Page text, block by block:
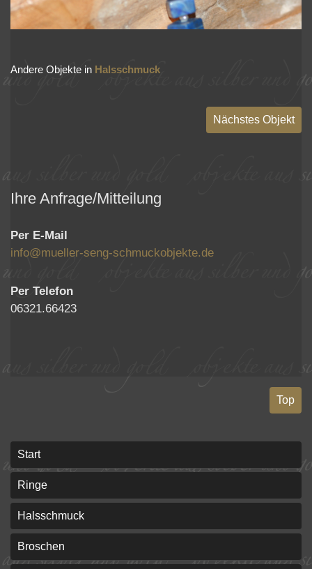
Andere Objekte in Halsschmuck
Nächstes Objekt
Ihre Anfrage/Mitteilung
Per E-Mail
info@mueller-seng-schmuckobjekte.de
Per Telefon
06321.66423
Top
Start
Ringe
Halsschmuck
Broschen